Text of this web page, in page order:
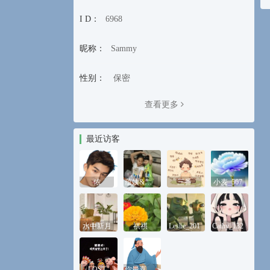
I D： 6968
昵称： Sammy
性别： 保密
查看更多
最近访客
侬 蕴姨&鸿外婆 三番 小麦_567
水中新月 祺祺 Leslie_201 Cathy_132